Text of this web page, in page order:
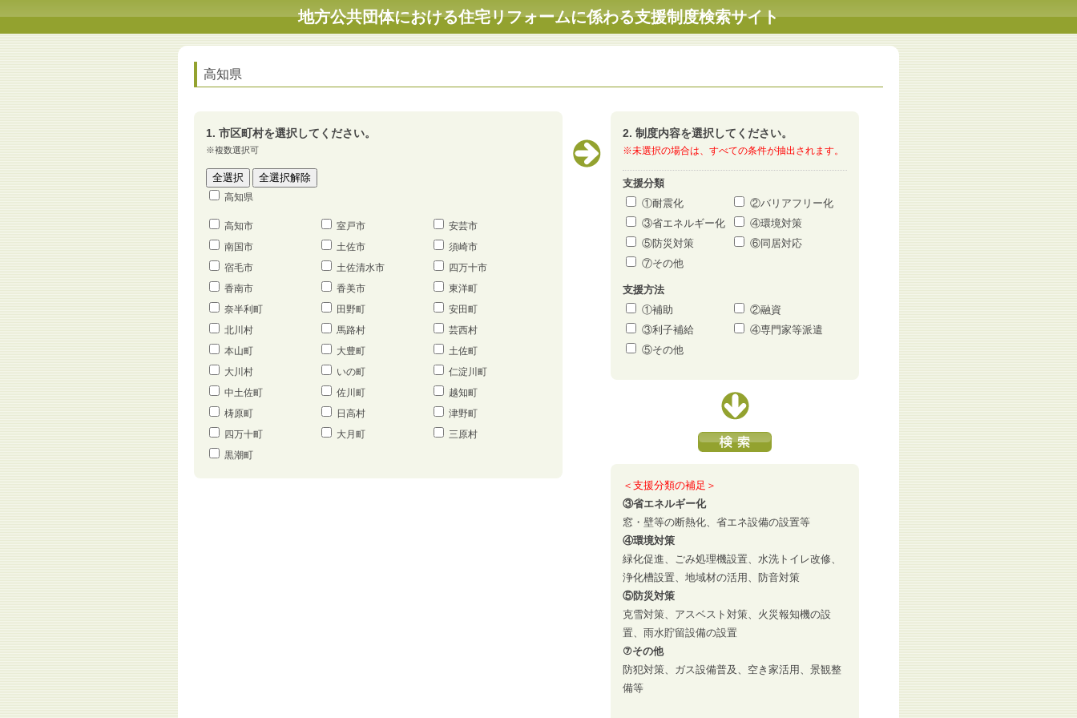
地方公共団体における住宅リフォームに係わる支援制度検索サイト
高知県
1. 市区町村を選択してください。
※複数選択可
高知県
高知市 室戸市
安芸市
南国市
土佐市
須崎市
宿毛市
土佐清水市
四万十市
香南市
香美市
東洋町
奈半利町
田野町
安田町
北川村
馬路村
芸西村
本山町
大豊町
土佐町
大川村
いの町
仁淀川町
中土佐町
佐川町
越知町
梼原町
日高村
津野町
四万十町
大月町
三原村
黒潮町
2. 制度内容を選択してください。
※未選択の場合は、すべての条件が抽出されます。
支援分類
①耐震化
②バリアフリー化
③省エネルギー化
④環境対策
⑤防災対策
⑥同居対応
⑦その他
支援方法
①補助
②融資
③利子補給
④専門家等派遣
⑤その他
＜支援分類の補足＞
③省エネルギー化
窓・壁等の断熱化、省エネ設備の設置等
④環境対策
緑化促進、ごみ処理機設置、水洗トイレ改修、
浄化槽設置、地域材の活用、防音対策
⑤防災対策
克雪対策、アスベスト対策、火災報知機の設
置、雨水貯留設備の設置
⑦その他
防犯対策、ガス設備普及、空き家活用、景観整
備等